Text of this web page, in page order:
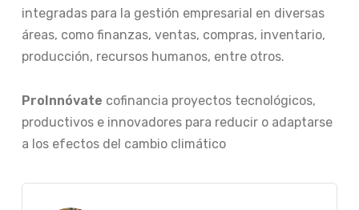
integradas para la gestión empresarial en diversas
áreas, como finanzas, ventas, compras, inventario,
producción, recursos humanos, entre otros.
ProInnóvate cofinancia proyectos tecnológicos,
productivos e innovadores para reducir o adaptarse
a los efectos del cambio climático